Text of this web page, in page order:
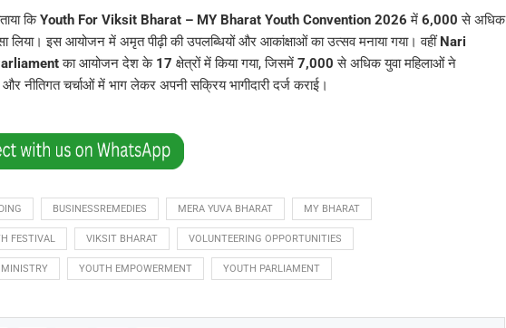
किYouth For Viksit Bharat – MY Bharat Youth Convention 2026 में 6,000 से अधिक
लिया। इस आयोजन में अमृत पीढ़ी की उपलब्धियों और आकांक्षाओं का उत्सव मनाया गया। वहींNari
का आयोजन देश के 17 क्षेत्रों में किया गया, जिसमें 7,000 से अधिक युवा महिलाओं ने
नीतिगत चर्चाओं में भाग लेकर अपनी सक्रिय भागीदारी दर्ज कराई।
BUSINESSREMEDIES MERA YUVA BHARAT MY BHARAT
FESTIVAL VIKSIT BHARAT VOLUNTEERING OPPORTUNITIES
YOUTH EMPOWERMENT YOUTH PARLIAMENT